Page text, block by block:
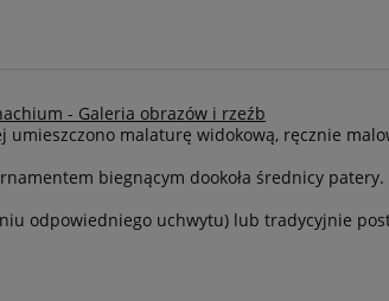
- Galeria obrazów i rzeźb
umieszczono malaturę widokową, ręcznie
biegnącym dookoła średnicy patery.
odpowiedniego uchwytu) lub tradycyjnie